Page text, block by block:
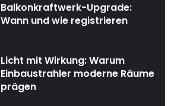
Balkonkraftwerk-Upgrade:
Wann und wie registrieren
Licht mit Wirkung: Warum
Einbaustrahler moderne Räume
prägen